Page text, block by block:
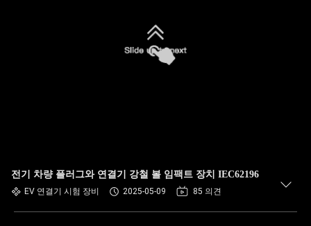
전기 차량 플러그와 연결기 강철 볼 임팩트 장치 IEC62196
EV 연결기 시험 장비 2025-05-09 85 의견